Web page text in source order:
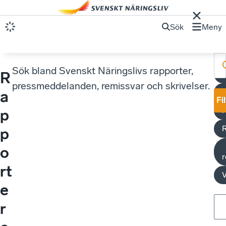
Sök Meny
R
a
p
p
o
rt
e
r
Sök bland Svenskt Näringslivs rapporter,
pressmeddelanden, remissvar och skrivelser.